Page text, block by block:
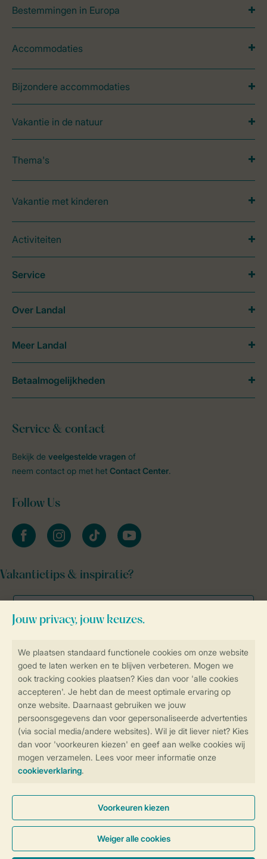
Controle over jouw gegevens &
Instellingen wijzigen
Veilig en snel online boeken
Veilige gegevensoverdracht
Veilige betaling
Bestemmingen in Europa
Accommodaties
Bijzondere accommodaties
Vakantie in de natuur
Thema's
Vakantie met kinderen
Activiteiten
Service & contact
Bekijk de veelgestelde vragen of
neem contact op met het Contact Center.
Follow Us
facebookinstagramtiktok youtube
Vakantietips & inspiratie?
Service
Over Landal
Meer Landal
Betaalmogelijkheden